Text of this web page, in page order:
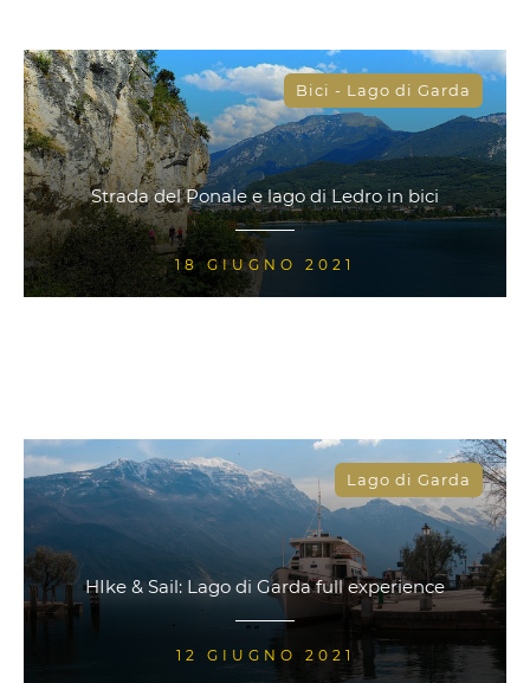
Bici - Lago di Garda
Strada del Ponale e lago di Ledro in bici
18 GIUGNO 2021
Lago di Garda
HIke & Sail: Lago di Garda full experience
12 GIUGNO 2021